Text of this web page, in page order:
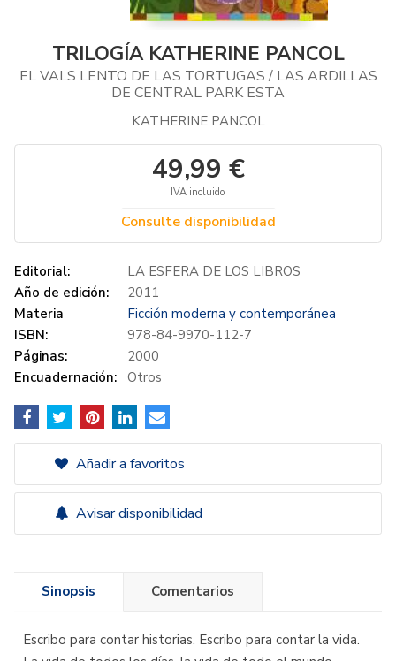
TRILOGÍA KATHERINE PANCOL
EL VALS LENTO DE LAS TORTUGAS / LAS ARDILLAS
DE CENTRAL PARK ESTA
KATHERINE PANCOL
49,99 €
IVA incluido
Consulte disponibilidad
Editorial:
LA ESFERA DE LOS LIBROS
Año de edición:
2011
Materia
Ficción moderna y contemporánea
ISBN:
978-84-9970-112-7
Páginas:
2000
Encuadernación: Otros
Añadir a favoritos
Avisar disponibilidad
Sinopsis Comentarios
Escribo para contar historias. Escribo para contar la vida.